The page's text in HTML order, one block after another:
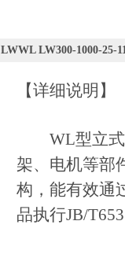
LWWL LW300-1000-25-
【详细说明】
WL型立式
架、电机等部
构，能有效通
品执行JB/